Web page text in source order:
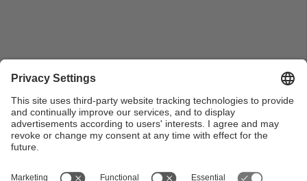
Pla general dels estands de les empreses participants
al 2n Fòrum de l'FME de l'any 2003